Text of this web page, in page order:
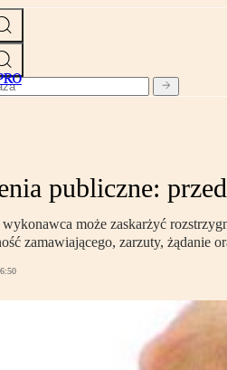
publiczne:
może zaskarżyć
zamawiającego, zarzuty, żądanie